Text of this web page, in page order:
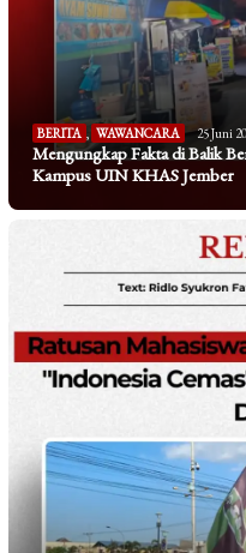
BERITA , WAWANCARA 25 Juni
Mengungkap Fakta di Balik
Kampus UIN KHAS Jember